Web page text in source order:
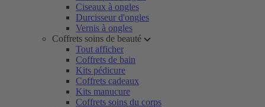
Ciseaux à ongles
Durcisseur d'ongles
Vernis à ongles
Coffrets soins de beauté
Tout afficher
Coffrets de bain
Kits pédicure
Coffrets cadeaux
Kits manucure
Coffrets soins du corps